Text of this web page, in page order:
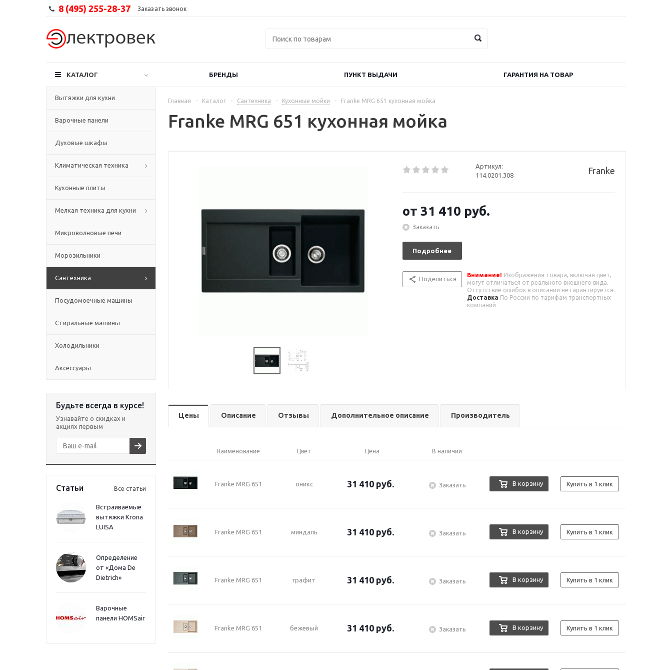
8 (495) 255-28-37 Заказать звонок
КАТАЛОГ БРЕНДЫ ПУНКТ ВЫДАЧИ ГАРАНТИЯ НА ТОВАР
Вытяжки для кухни
Варочные панели
Духовые шкафы
Климатическая техника
Кухонные плиты
Мелкая техника для кухни
Микроволновые печи
Морозильники
Сантехника
Посудомоечные машины
Стиральные машины
Холодильники
Аксессуары
Будьте всегда в курсе!
Узнавайте о скидках и
акциях первым
Статьи Все статьи
Встраиваемые
вытяжки Krona
LUISA
Определение
от «Дома De
Dietrich»
Варочные
панели HOMSair
Главная - Каталог - Сантехника - Кухонные мойки - Franke MRG 651 кухонная мойка
Franke MRG 651 кухонная мойка
Артикул:
114.0201.308
Franke
от 31 410 руб.
Заказать
Подробнее
Поделиться
Внимание! Изображения товара, включая цвет,
могут отличаться от реального внешнего вида.
Отсутствие ошибок в описании не гарантируется.
Доставка По России по тарифам транспортных
компаний
Цены Описание Отзывы Дополнительное описание Производитель
Наименование Цвет Цена В наличии
Franke MRG 651 оникс 31 410 руб. Заказать В корзину Купить в 1 клик
Franke MRG 651 миндаль 31 410 руб. Заказать В корзину Купить в 1 клик
Franke MRG 651 графит 31 410 руб. Заказать В корзину Купить в 1 клик
Franke MRG 651 бежевый 31 410 руб. Заказать В корзину Купить в 1 клик